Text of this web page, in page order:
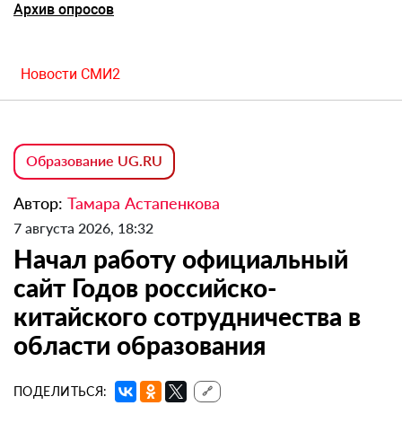
Архив опросов
Новости СМИ2
Образование UG.RU
Автор: Тамара Астапенкова
7 августа 2026, 18:32
Начал работу официальный
сайт Годов российско-
китайского сотрудничества в
области образования
ПОДЕЛИТЬСЯ: 🔗